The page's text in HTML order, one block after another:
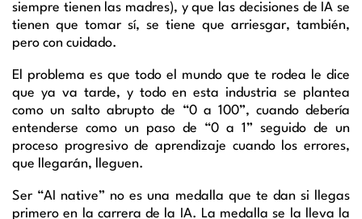
siempre tienen las madres), y que las decisiones de IA se
tienen que tomar sí, se tiene que arriesgar, también,
pero con cuidado.
El problema es que todo el mundo que te rodea le dice
que ya va tarde, y todo en esta industria se plantea
como un salto abrupto de “0 a 100”, cuando debería
entenderse como un paso de “0 a 1” seguido de un
proceso progresivo de aprendizaje cuando los errores,
que llegarán, lleguen.
Ser “AI native” no es una medalla que te dan si llegas
primero en la carrera de la IA. La medalla se la lleva la